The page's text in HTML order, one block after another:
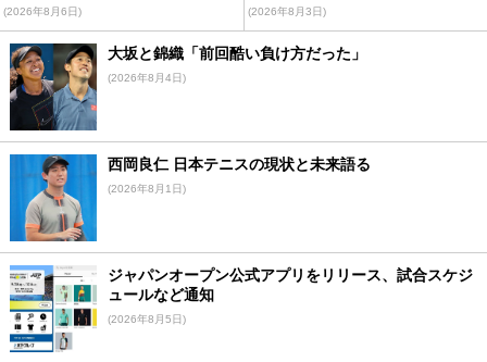
(2026年8月6日) (2026年8月3日)
大坂と錦織「前回酷い負け方だった」
(2026年8月4日)
西岡良仁 日本テニスの現状と未来語る
(2026年8月1日)
ジャパンオープン公式アプリをリリース、試合スケジ
ュールなど通知
(2026年8月5日)